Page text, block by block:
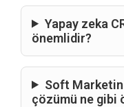
Yapay zeka
önemlidir?
Soft
çözümü ne gibi